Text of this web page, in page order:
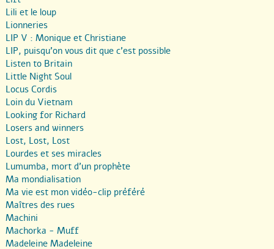
Lili et le loup
Lionneries
LIP V : Monique et Christiane
LIP, puisqu’on vous dit que c’est possible
Listen to Britain
Little Night Soul
Locus Cordis
Loin du Vietnam
Looking for Richard
Losers and winners
Lost, Lost, Lost
Lourdes et ses miracles
Lumumba, mort d’un prophète
Ma mondialisation
Ma vie est mon vidéo-clip préféré
Maîtres des rues
Machini
Machorka - Muff
Madeleine Madeleine